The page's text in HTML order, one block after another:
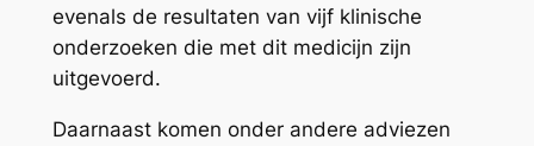
evenals de resultaten van vijf klinische
onderzoeken die met dit medicijn zijn
uitgevoerd.
Daarnaast komen onder andere adviezen